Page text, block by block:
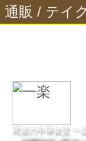
通販 / テイ
尾道の中華食堂 一